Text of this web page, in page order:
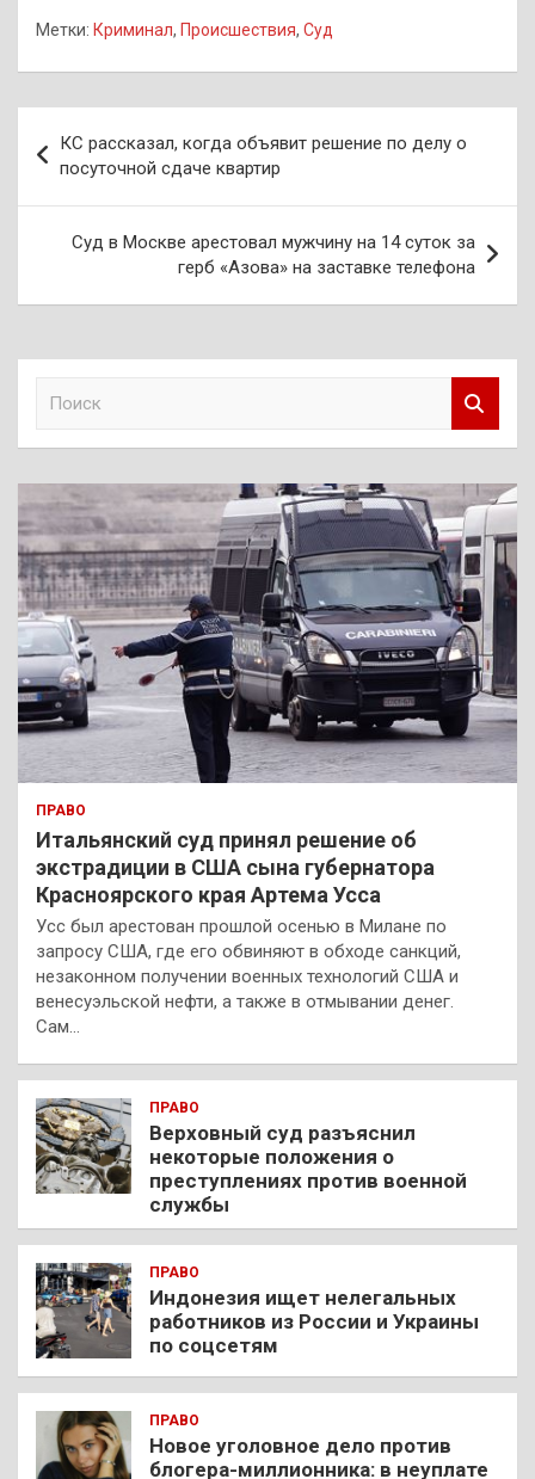
Метки: Криминал, Происшествия, Суд
по
записям
КС рассказал, когда объявит решение по делу о
посуточной сдаче квартир
Суд в Москве арестовал мужчину на 14 суток за
герб «Азова» на заставке телефона
к
ПРАВО
Итальянский суд принял решение об
экстрадиции в США сына губернатора
Красноярского края Артема Усса
Усс был арестован прошлой осенью в Милане по
запросу США, где его обвиняют в обходе санкций,
незаконном получении военных технологий США и
венесуэльской нефти, а также в отмывании денег.
Сам…
ПРАВО
Верховный суд разъяснил
некоторые положения о
преступлениях против военной
службы
ПРАВО
Индонезия ищет нелегальных
работников из России и Украины
по соцсетям
ПРАВО
Новое уголовное дело против
блогера-миллионника: в неуплате